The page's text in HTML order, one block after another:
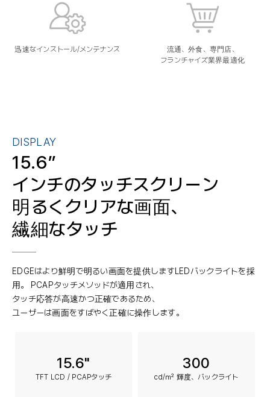
迅速なインストール/メンテナンス
流通、外食、専門店、
フランチャイズ業界最適化
DISPLAY
15.6”
インチのタッチスクリーン
明るくクリアな画面、
繊細なタッチ
EDGEはより鮮明で明るい画面を提供しますLEDバックライトを採
用。 PCAPタッチメソッドが適用され、
タッチ応答が高速かつ正確であるため、
ユーザーは画面をすばやく正確に操作します。
15.6"
TFT LCD / PCAPタッチ
300
cd/㎡ 輝度、バックライト